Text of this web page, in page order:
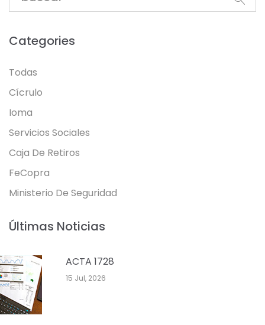
Categories
Todas
Cícrulo
Ioma
Servicios Sociales
Caja De Retiros
FeCopra
Ministerio De Seguridad
Últimas Noticias
ACTA 1728
15 Jul, 2026